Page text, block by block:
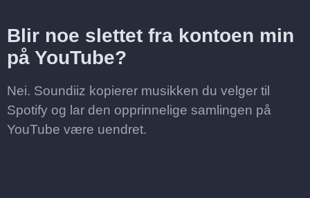
Blir noe slettet fra kontoen min
på YouTube?
Nei. Soundiiz kopierer musikken du velger til
Spotify og lar den opprinnelige samlingen på
YouTube være uendret.